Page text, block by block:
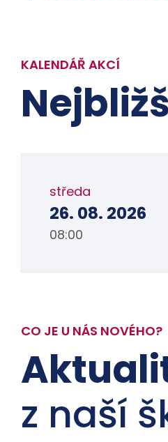
KALENDÁŘ AKCÍ
středa
26. 08. 2026
08:00
CO JE U NÁS NOVÉHO?
z naší